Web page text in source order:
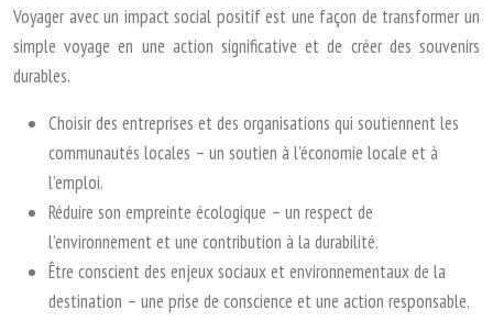
Voyager avec un impact social positif est une façon de transformer un
simple voyage en une action significative et de créer des souvenirs
durables.
Choisir des entreprises et des organisations qui soutiennent les
communautés locales – un soutien à l’économie locale et à
l’emploi.
Réduire son empreinte écologique – un respect de
l’environnement et une contribution à la durabilité.
Être conscient des enjeux sociaux et environnementaux de la
destination – une prise de conscience et une action responsable.